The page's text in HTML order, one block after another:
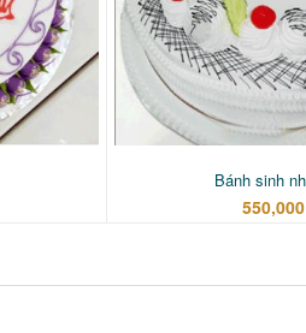
Bánh sinh
550,000